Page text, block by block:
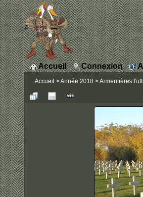
Accueil Connexion
Accueil >Année 2018 >Armentières